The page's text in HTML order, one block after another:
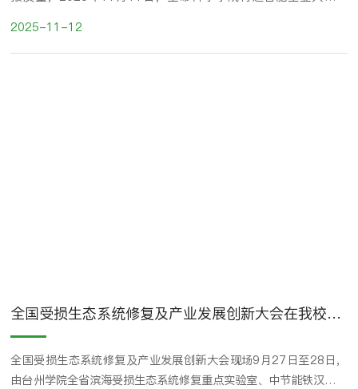
赵凯主持并作动员讲话，副院长付永前出席，学院部分教师及研究生
2025-11-12
全国受损生态系统修复及产业发展创新大会在我校成功举办
全国受损生态系统修复及产业发展创新大会现场9月27日至28日，
由台州学院全省滨海受损生态系统修复重点实验室、中节能铁汉生态